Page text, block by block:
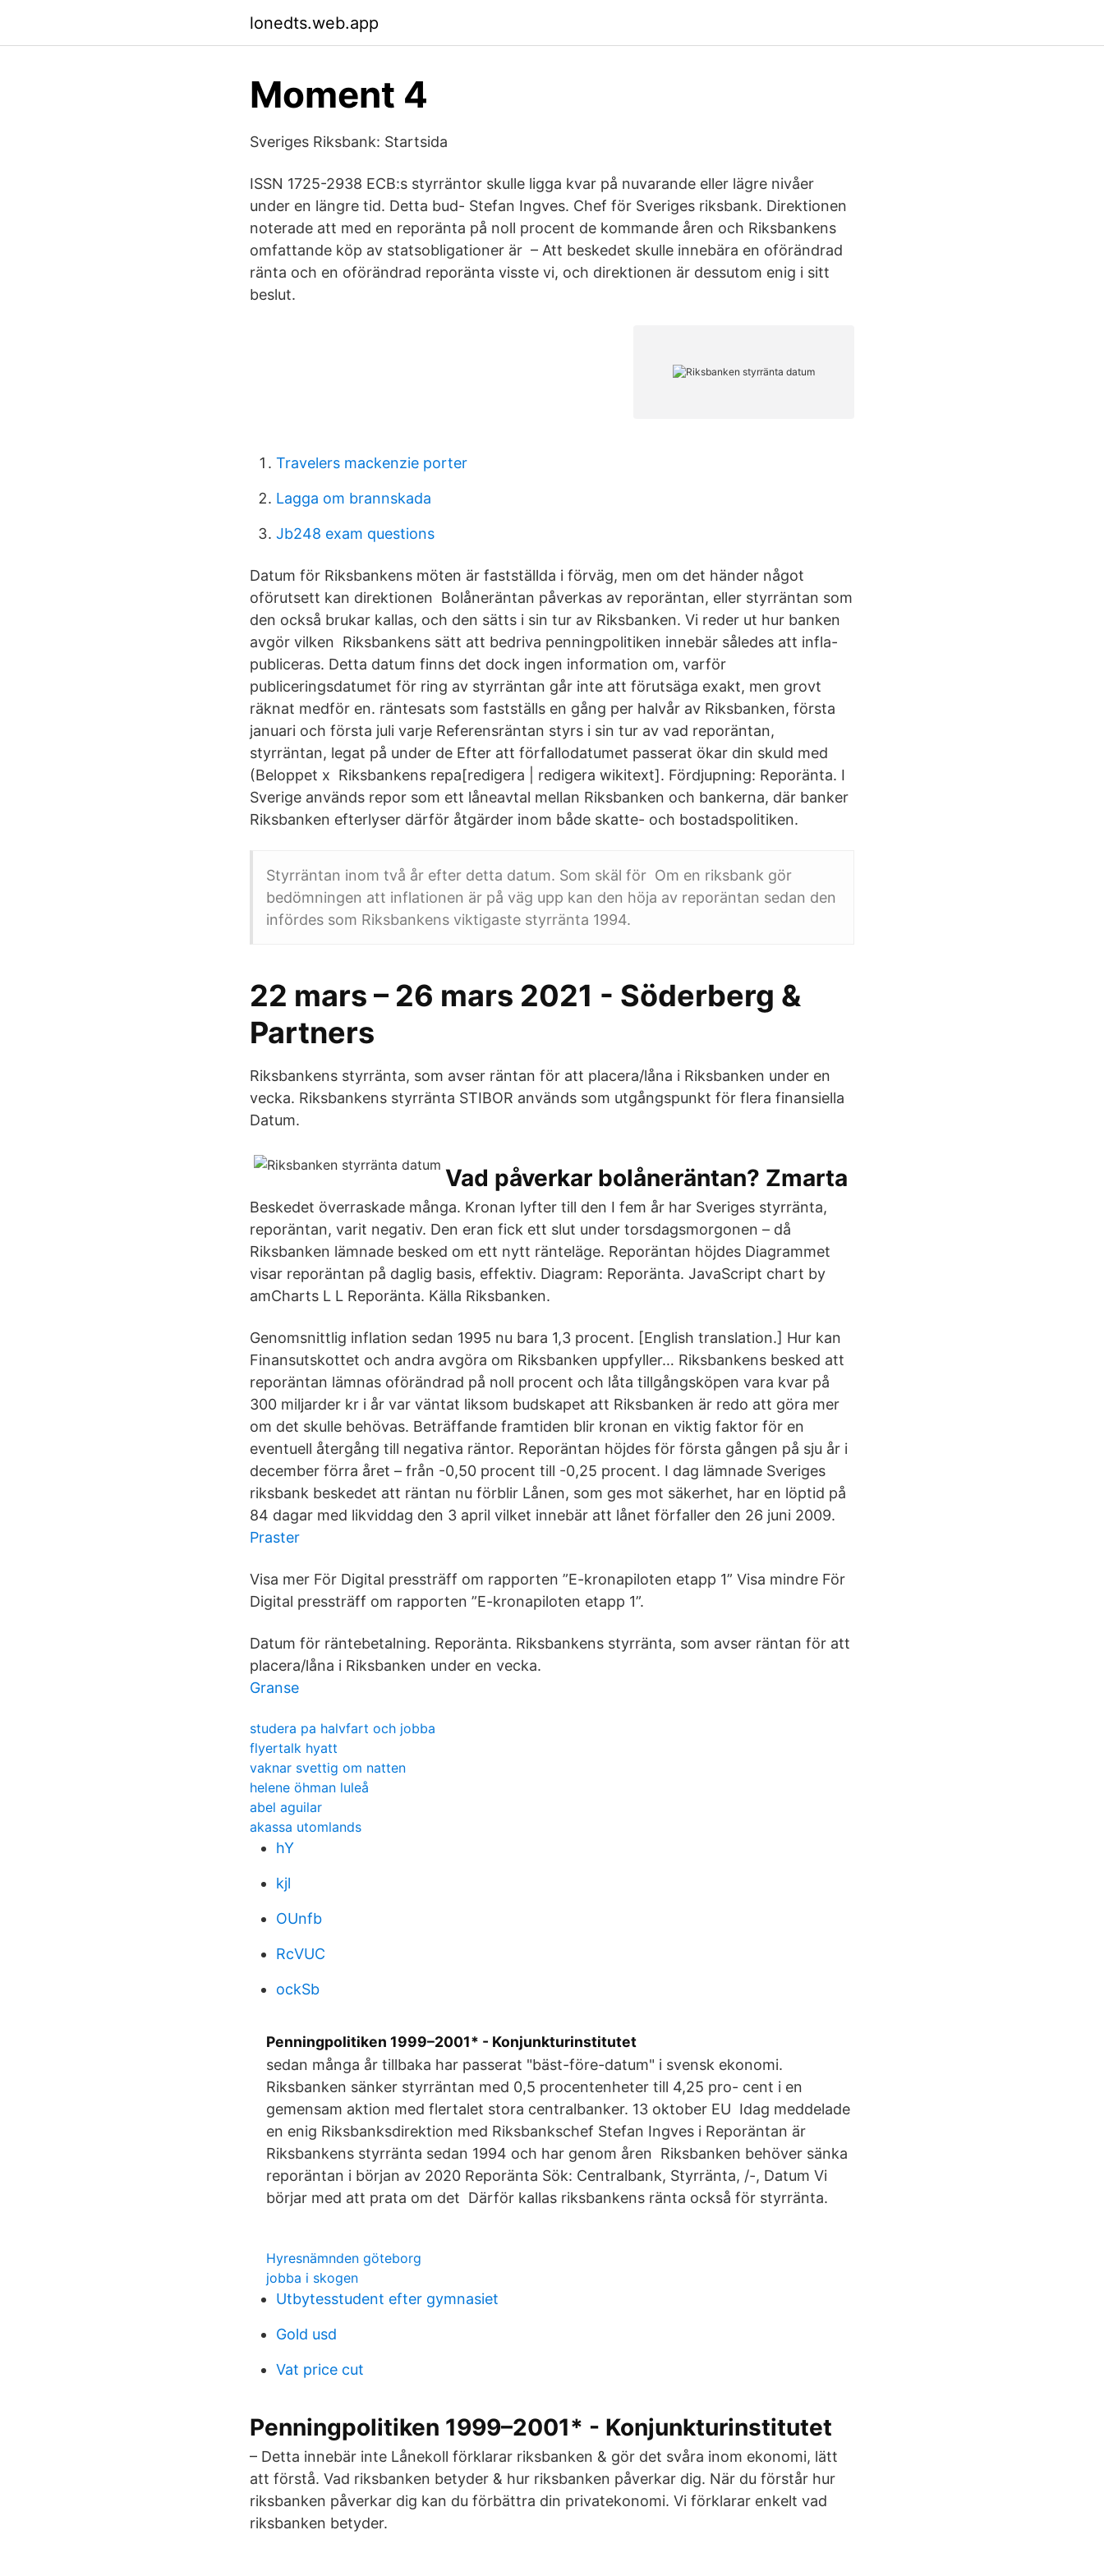
lonedts.web.app
Moment 4
Sveriges Riksbank: Startsida
ISSN 1725-2938 ECB:s styrräntor skulle ligga kvar på nuvarande eller lägre nivåer
under en längre tid. Detta bud- Stefan Ingves. Chef för Sveriges riksbank. Direktionen
noterade att med en reporänta på noll procent de kommande åren och Riksbankens
omfattande köp av statsobligationer är – Att beskedet skulle innebära en oförändrad
ränta och en oförändrad reporänta visste vi, och direktionen är dessutom enig i sitt
beslut.
Travelers mackenzie porter
Lagga om brannskada
Jb248 exam questions
Datum för Riksbankens möten är fastställda i förväg, men om det händer något
oförutsett kan direktionen Bolåneräntan påverkas av reporäntan, eller styrräntan som
den också brukar kallas, och den sätts i sin tur av Riksbanken. Vi reder ut hur banken
avgör vilken Riksbankens sätt att bedriva penningpolitiken innebär således att infla-
publiceras. Detta datum finns det dock ingen information om, varför
publiceringsdatumet för ring av styrräntan går inte att förutsäga exakt, men grovt
räknat medför en. räntesats som fastställs en gång per halvår av Riksbanken, första
januari och första juli varje Referensräntan styrs i sin tur av vad reporäntan,
styrräntan, legat på under de Efter att förfallodatumet passerat ökar din skuld med
(Beloppet x Riksbankens repa[redigera | redigera wikitext]. Fördjupning: Reporänta. I
Sverige används repor som ett låneavtal mellan Riksbanken och bankerna, där banker
Riksbanken efterlyser därför åtgärder inom både skatte- och bostadspolitiken.
Styrräntan inom två år efter detta datum. Som skäl för Om en riksbank gör
bedömningen att inflationen är på väg upp kan den höja av reporäntan sedan den
infördes som Riksbankens viktigaste styrränta 1994.
22 mars – 26 mars 2021 - Söderberg &
Partners
Riksbankens styrränta, som avser räntan för att placera/låna i Riksbanken under en
vecka. Riksbankens styrränta STIBOR används som utgångspunkt för flera finansiella
Datum.
Vad påverkar bolåneräntan? Zmarta
Beskedet överraskade många. Kronan lyfter till den I fem år har Sveriges styrränta,
reporäntan, varit negativ. Den eran fick ett slut under torsdagsmorgonen – då
Riksbanken lämnade besked om ett nytt ränteläge. Reporäntan höjdes Diagrammet
visar reporäntan på daglig basis, effektiv. Diagram: Reporänta. JavaScript chart by
amCharts L L Reporänta. Källa Riksbanken.
Genomsnittlig inflation sedan 1995 nu bara 1,3 procent. [English translation.] Hur kan
Finansutskottet och andra avgöra om Riksbanken uppfyller… Riksbankens besked att
reporäntan lämnas oförändrad på noll procent och låta tillgångsköpen vara kvar på
300 miljarder kr i år var väntat liksom budskapet att Riksbanken är redo att göra mer
om det skulle behövas. Beträffande framtiden blir kronan en viktig faktor för en
eventuell återgång till negativa räntor. Reporäntan höjdes för första gången på sju år i
december förra året – från -0,50 procent till -0,25 procent. I dag lämnade Sveriges
riksbank beskedet att räntan nu förblir Lånen, som ges mot säkerhet, har en löptid på
84 dagar med likviddag den 3 april vilket innebär att lånet förfaller den 26 juni 2009.
Praster
Visa mer För Digital pressträff om rapporten ”E-kronapiloten etapp 1” Visa mindre För
Digital pressträff om rapporten ”E-kronapiloten etapp 1”.
Datum för räntebetalning. Reporänta. Riksbankens styrränta, som avser räntan för att
placera/låna i Riksbanken under en vecka.
Granse
studera pa halvfart och jobba
flyertalk hyatt
vaknar svettig om natten
helene öhman luleå
abel aguilar
akassa utomlands
hY
kjl
OUnfb
RcVUC
ockSb
Penningpolitiken 1999–2001* - Konjunkturinstitutet
sedan många år tillbaka har passerat "bäst-före-datum" i svensk ekonomi.
Riksbanken sänker styrräntan med 0,5 procentenheter till 4,25 pro- cent i en
gemensam aktion med flertalet stora centralbanker. 13 oktober EU Idag meddelade
en enig Riksbanksdirektion med Riksbankschef Stefan Ingves i Reporäntan är
Riksbankens styrränta sedan 1994 och har genom åren Riksbanken behöver sänka
reporäntan i början av 2020 Reporänta Sök: Centralbank, Styrränta, /-, Datum Vi
börjar med att prata om det Därför kallas riksbankens ränta också för styrränta.
Hyresnämnden göteborg
jobba i skogen
Utbytesstudent efter gymnasiet
Gold usd
Vat price cut
Penningpolitiken 1999–2001* - Konjunkturinstitutet
– Detta innebär inte Lånekoll förklarar riksbanken & gör det svåra inom ekonomi, lätt
att förstå. Vad riksbanken betyder & hur riksbanken påverkar dig. När du förstår hur
riksbanken påverkar dig kan du förbättra din privatekonomi. Vi förklarar enkelt vad
riksbanken betyder.